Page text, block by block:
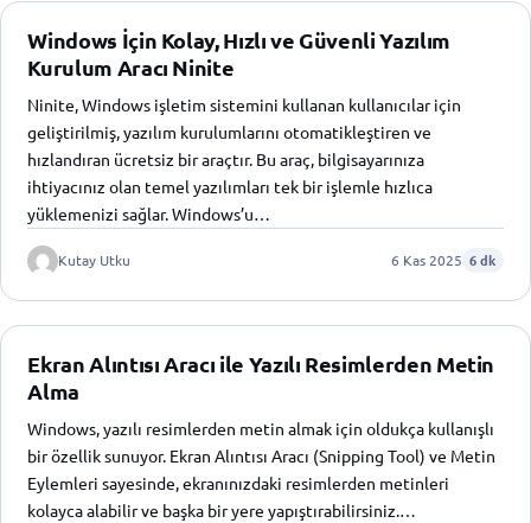
Windows İçin Kolay, Hızlı ve Güvenli Yazılım
Kurulum Aracı Ninite
Ninite, Windows işletim sistemini kullanan kullanıcılar için
geliştirilmiş, yazılım kurulumlarını otomatikleştiren ve
hızlandıran ücretsiz bir araçtır. Bu araç, bilgisayarınıza
ihtiyacınız olan temel yazılımları tek bir işlemle hızlıca
yüklemenizi sağlar. Windows’u…
Kutay Utku 6 Kas 2025 6 dk
Ekran Alıntısı Aracı ile Yazılı Resimlerden Metin
Alma
Windows, yazılı resimlerden metin almak için oldukça kullanışlı
bir özellik sunuyor. Ekran Alıntısı Aracı (Snipping Tool) ve Metin
Eylemleri sayesinde, ekranınızdaki resimlerden metinleri
kolayca alabilir ve başka bir yere yapıştırabilirsiniz.…